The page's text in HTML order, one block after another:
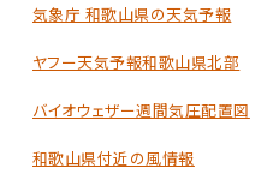
気象庁 和歌山県の天気予報
ヤフー天気予報和歌山県北部
バイオウェザー週間気圧配置図
和歌山県付近の風情報